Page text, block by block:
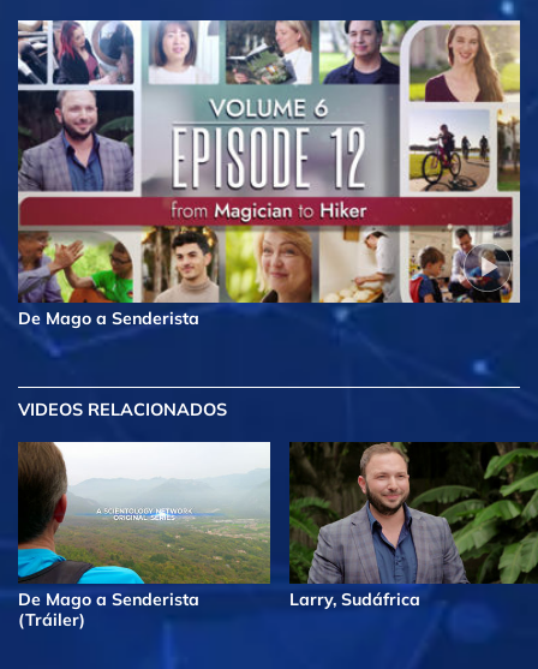
De Mago a Senderista
VIDEOS RELACIONADOS
De Mago a Senderista
(Tráiler)
Larry, Sudáfrica